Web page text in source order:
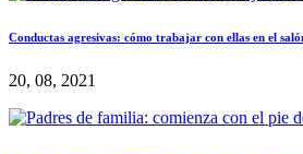
Conductas agresivas: cómo trabajar con ellas en el
20, 08, 2021